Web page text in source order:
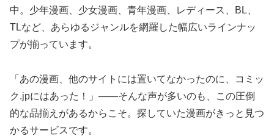
中。少年漫画、少女漫画、青年漫画、レディース、BL、
TLなど、あらゆるジャンルを網羅した幅広いラインナッ
プが揃っています。
「あの漫画、他のサイトには置いてなかったのに、コミッ
ク.jpにはあった！」——そんな声が多いのも、この圧倒
的な品揃えがあるからこそ。探していた漫画がきっと見つ
かるサービスです。